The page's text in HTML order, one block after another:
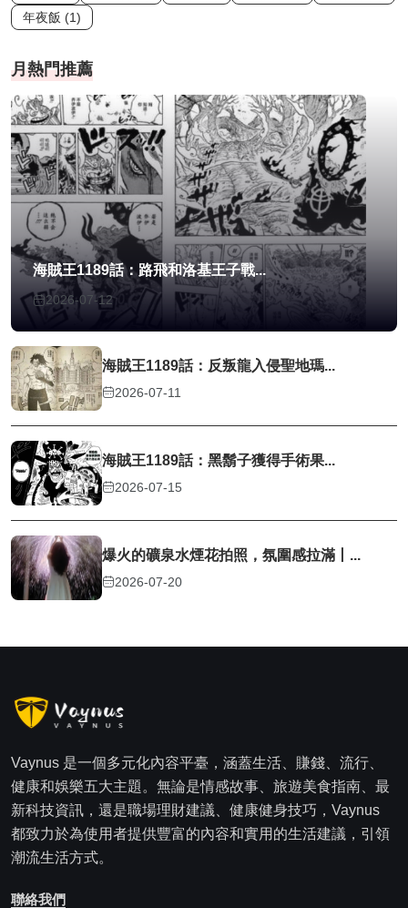
年夜飯 (1)
月熱門推薦
海賊王1189話：路飛和洛基王子戰...
2026-07-12
海賊王1189話：反叛龍入侵聖地瑪...
2026-07-11
海賊王1189話：黑鬍子獲得手術果...
2026-07-15
爆火的礦泉水煙花拍照，氛圍感拉滿丨...
2026-07-20
Vaynus 是一個多元化內容平臺，涵蓋生活、賺錢、流行、
健康和娛樂五大主題。無論是情感故事、旅遊美食指南、最
新科技資訊，還是職場理財建議、健康健身技巧，Vaynus
都致力於為使用者提供豐富的內容和實用的生活建議，引領
潮流生活方式。
聯絡我們